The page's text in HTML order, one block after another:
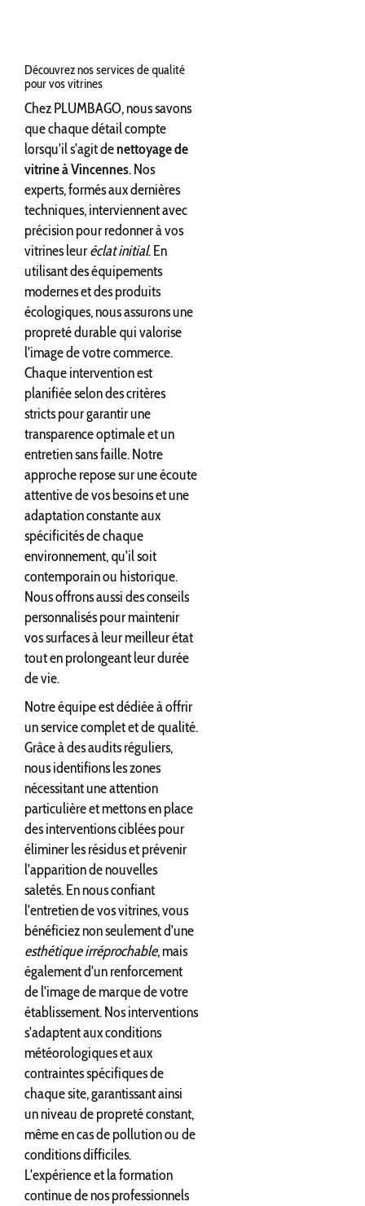
Découvrez nos services de qualité
pour vos vitrines
Chez PLUMBAGO, nous savons
que chaque détail compte
lorsqu'il s'agit denettoyage de
vitrine à Vincennes. Nos
experts, formés aux dernières
techniques, interviennent avec
précision pour redonner à vos
vitrines leuréclat initial. En
utilisant des équipements
modernes et des produits
écologiques, nous assurons une
propreté durable qui valorise
l'image de votre commerce.
Chaque intervention est
planifiée selon des critères
stricts pour garantir une
transparence optimale et un
entretien sans faille. Notre
approche repose sur une écoute
attentive de vos besoins et une
adaptation constante aux
spécificités de chaque
environnement, qu'il soit
contemporain ou historique.
Nous offrons aussi des conseils
personnalisés pour maintenir
vos surfaces à leur meilleur état
tout en prolongeant leur durée
de vie.
Notre équipe est dédiée à offrir
un service complet et de qualité.
Grâce à des audits réguliers,
nous identifions les zones
nécessitant une attention
particulière et mettons en place
des interventions ciblées pour
éliminer les résidus et prévenir
l'apparition de nouvelles
saletés. En nous confiant
l'entretien de vos vitrines, vous
bénéficiez non seulement d'une
esthétique irréprochable, mais
également d'un renforcement
de l'image de marque de votre
établissement. Nos interventions
s'adaptent aux conditions
météorologiques et aux
contraintes spécifiques de
chaque site, garantissant ainsi
un niveau de propreté constant,
même en cas de pollution ou de
conditions difficiles.
L'expérience et la formation
continue de nos professionnels